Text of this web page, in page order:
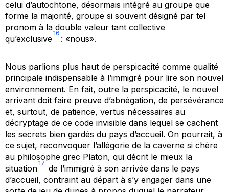
celui d’autochtone, désormais intégré au groupe que
forme la majorité, groupe si souvent désigné par tel
pronom à la double valeur tant collective
qu’exclusive
16
: «nous».
Nous parlions plus haut de perspicacité comme qualité
principale indispensable à l’immigré pour lire son nouvel
environnement. En fait, outre la perspicacité, le nouvel
arrivant doit faire preuve d’abnégation, de persévérance
et, surtout, de patience, vertus nécessaires au
décryptage de ce code invisible dans lequel se cachent
les secrets bien gardés du pays d’accueil. On pourrait, à
ce sujet, reconvoquer l’allégorie de la caverne si chère
au philosophe grec Platon, qui décrit le mieux la
situation
17
de l’immigré à son arrivée dans le pays
d’accueil, contraint au départ à s’y engager dans une